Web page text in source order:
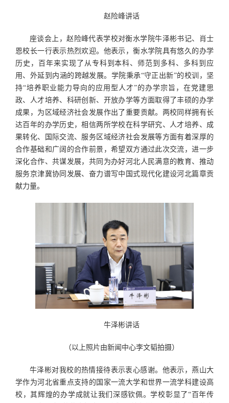
赵险峰讲话
座谈会上，赵险峰代表学校对衡水学院牛泽彬书记、肖士
恩校长一行表示热烈欢迎。他表示，衡水学院具有悠久的办学
历史，百年来实现了从专科到本科、师范到多科、多科到应
用、外延到内涵的跨越发展。学院秉承“守正出新”的校训，坚
持“培养职业能力导向的应用型人才”的办学宗旨，在党建思
政、人才培养、科研创新、开放办学等方面取得了丰硕的办学
成果，为区域经济社会发展作出了重要贡献。两校同样拥有长
达百年的办学历史，相信两所学校在科学研究、人才培养、成
果转化、国际交流、服务区域经济社会发展等方面有着深厚的
合作基础和广阔的合作前景，希望双方通过此次交流，进一步
深化合作、共谋发展，共同为办好河北人民满意的教育、推动
服务京津冀协同发展、奋力谱写中国式现代化建设河北篇章贡
献力量。
牛泽彬讲话
（以上照片由新闻中心李文韬拍摄）
牛泽彬对我校的热情接待表示衷心感谢。他表示，燕山大
学作为河北省重点支持的国家一流大学和世界一流学科建设高
校，其辉煌的办学成就让我们深感钦佩。学校彰显了“百年传